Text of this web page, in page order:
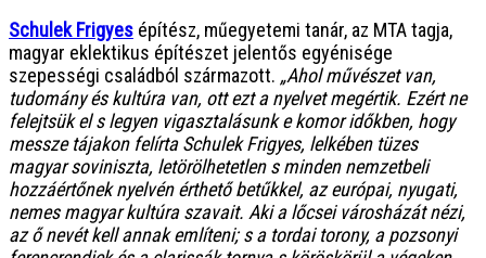
Schulek Frigyes építész, műegyetemi tanár, az MTA tagja,
magyar eklektikus építészet jelentős egyénisége
szepességi családból származott. „Ahol művészet van,
tudomány és kultúra van, ott ezt a nyelvet megértik. Ezért ne
felejtsük el s legyen vigasztalásunk e komor időkben, hogy
messze tájakon felírta Schulek Frigyes, lelkében tüzes
magyar soviniszta, letörölhetetlen s minden nemzetbeli
hozzáértőnek nyelvén érthető betűkkel, az európai, nyugati,
nemes magyar kultúra szavait. Aki a lőcsei városházát nézi,
az ő nevét kell annak említeni; s a tordai torony, a pozsonyi